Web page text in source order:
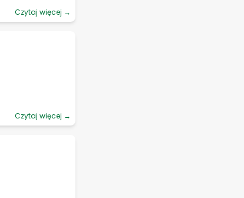
Czytaj więcej →
Czytaj więcej →